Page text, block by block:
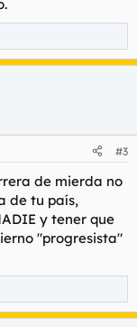
quién fue, lo
Jejejejeje,
aludiendo
Campeona! Sí,
aquellos cuyas
tipa.
para hilo
ni habrá juicio,
#3
de mierda no
de tu país,
y tener que
"progresista"